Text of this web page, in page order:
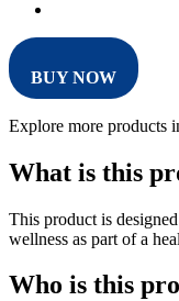
BUY NOW
Explore more products
What is this
This product is
wellness as part of a
Who is this